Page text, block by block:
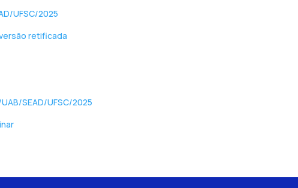
UFSC/2025
versão retificada
SEAD/UFSC/2025